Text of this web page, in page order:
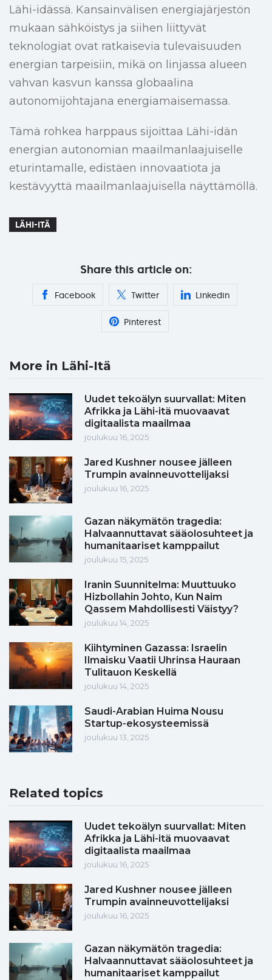
Lähi-idässä. Kansainvälisen energiajärjestön
mukaan sähköistys ja siihen liittyvät
teknologiat ovat ratkaisevia tulevaisuuden
energian tarpeisiin, mikä on linjassa alueen
vahvan kasvun kanssa globaalina
autonomijohtajana energiamaisemassa.
Tämä rohkea harppaus sijoittaa Lähi-idän
energian autonomian maailmanlaajuiselle
eturintamalle, edistäen innovaatiota ja
kestävyyttä maailmanlaajuisella näyttämöllä.
LÄHI-ITÄ
Share this article on:
Facebook Twitter Linkedin
Pinterest
More in Lähi-Itä
Uudet tekoälyn suurvallat: Miten
Afrikka ja Lähi-itä muovaavat
digitaalista maailmaa
joulukuu 16, 2025
Jared Kushner nousee jälleen
Trumpin avainneuvottelijaksi
joulukuu 16, 2025
Gazan näkymätön tragedia:
Halvaannuttavat sääolosuhteet ja
humanitaariset kamppailut
joulukuu 15, 2025
Iranin Suunnitelma: Muuttuuko
Hizbollahin Johto, Kun Naim
Qassem Mahdollisesti Väistyy?
joulukuu 14, 2025
Kiihtyminen Gazassa: Israelin
Ilmaisku Vaatii Uhrinsa Hauraan
Tulitauon Keskellä
joulukuu 14, 2025
Saudi-Arabian Huima Nousu
Startup-ekosysteemissä
joulukuu 13, 2025
Related topics
Uudet tekoälyn suurvallat: Miten
Afrikka ja Lähi-itä muovaavat
digitaalista maailmaa
joulukuu 16, 2025
Jared Kushner nousee jälleen
Trumpin avainneuvottelijaksi
joulukuu 16, 2025
Gazan näkymätön tragedia:
Halvaannuttavat sääolosuhteet ja
humanitaariset kamppailut